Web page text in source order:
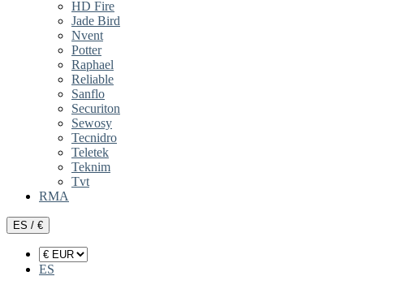
HD Fire
Jade Bird
Nvent
Potter
Raphael
Reliable
Sanflo
Securiton
Sewosy
Tecnidro
Teletek
Teknim
Tvt
RMA
ES / €
ES